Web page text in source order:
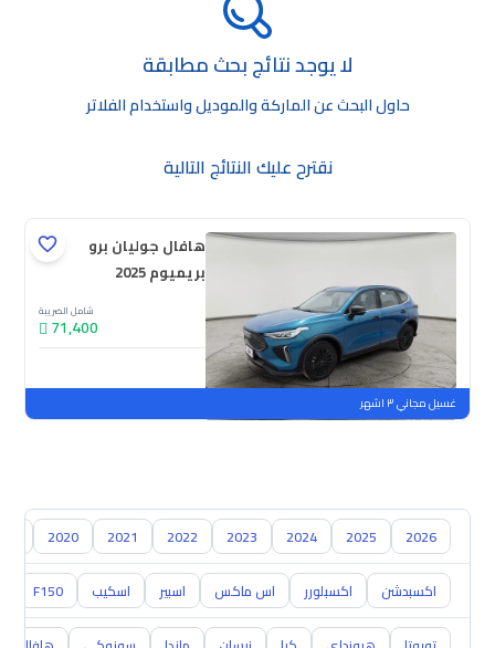
لا يوجد نتائج بحث مطابقة
حاول البحث عن الماركة والموديل واستخدام الفلاتر
نقترح عليك النتائج التالية
هافال جوليان برو
بريميوم 2025
شامل الضريبة
71,400
جديدة
ملوحة
غسيل مجاني ٣ اشهر
2026
2025
2024
2023
2022
2021
2020
اكسبدشن اكسبلورر اس ماكس اسبير اسكيب F150